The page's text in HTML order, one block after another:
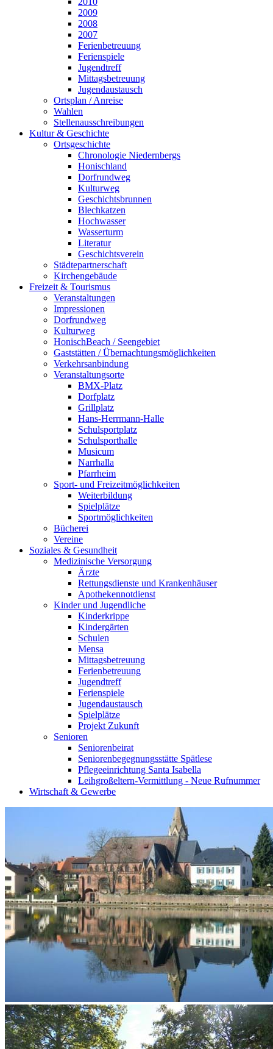
2009
2008
2007
Ferienbetreuung
Ferienspiele
Jugendtreff
Mittagsbetreuung
Jugendaustausch
Ortsplan / Anreise
Wahlen
Stellenausschreibungen
Kultur & Geschichte
Ortsgeschichte
Chronologie Niedernbergs
Honischland
Dorfrundweg
Kulturweg
Geschichtsbrunnen
Blechkatzen
Hochwasser
Wasserturm
Literatur
Geschichtsverein
Städtepartnerschaft
Kirchengebäude
Freizeit & Tourismus
Veranstaltungen
Impressionen
Dorfrundweg
Kulturweg
HonischBeach / Seengebiet
Gaststätten / Übernachtungsmöglichkeiten
Verkehrsanbindung
Veranstaltungsorte
BMX-Platz
Dorfplatz
Grillplatz
Hans-Herrmann-Halle
Schulsportplatz
Schulsporthalle
Musicum
Narrhalla
Pfarrheim
Sport- und Freizeitmöglichkeiten
Weiterbildung
Spielplätze
Sportmöglichkeiten
Bücherei
Vereine
Soziales & Gesundheit
Medizinische Versorgung
Ärzte
Rettungsdienste und Krankenhäuser
Apothekennotdienst
Kinder und Jugendliche
Kinderkrippe
Kindergärten
Schulen
Mensa
Mittagsbetreuung
Ferienbetreuung
Jugendtreff
Ferienspiele
Jugendaustausch
Spielplätze
Projekt Zukunft
Senioren
Seniorenbeirat
Seniorenbegegnungsstätte Spätlese
Pflegeeinrichtung Santa Isabella
Leihgroßeltern-Vermittlung - Neue Rufnummer
Wirtschaft & Gewerbe